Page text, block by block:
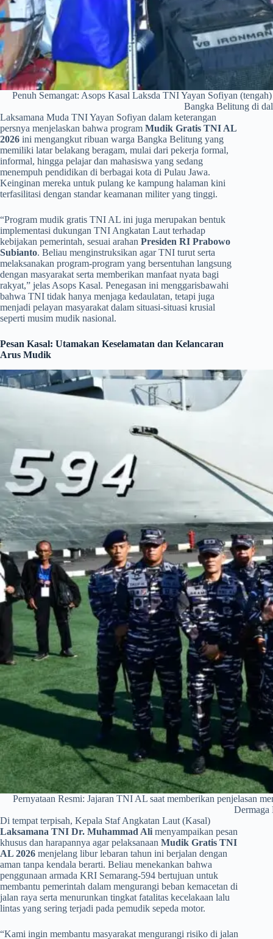
Penuh Semangat: Asops Kasal Laksda TNI Yayan Sofiyan
Bangka Belitung di
​Laksamana Muda TNI Yayan Sofiyan dalam keterangan
persnya menjelaskan bahwa program Mudik Gratis TNI AL
2026 ini mengangkut ribuan warga Bangka Belitung yang
memiliki latar belakang beragam, mulai dari pekerja formal,
informal, hingga pelajar dan mahasiswa yang sedang
menempuh pendidikan di berbagai kota di Pulau Jawa.
Keinginan mereka untuk pulang ke kampung halaman kini
terfasilitasi dengan standar keamanan militer yang tinggi.
​“Program mudik gratis TNI AL ini juga merupakan bentuk
implementasi dukungan TNI Angkatan Laut terhadap
kebijakan pemerintah, sesuai arahan Presiden RI Prabowo
Subianto. Beliau menginstruksikan agar TNI turut serta
melaksanakan program-program yang bersentuhan langsung
dengan masyarakat serta memberikan manfaat nyata bagi
rakyat,” jelas Asops Kasal. Penegasan ini menggarisbawahi
bahwa TNI tidak hanya menjaga kedaulatan, tetapi juga
menjadi pelayan masyarakat dalam situasi-situasi krusial
seperti musim mudik nasional.
Pesan Kasal: Utamakan Keselamatan dan Kelancaran
Arus Mudik
Pernyataan Resmi: Jajaran TNI AL saat memberikan penjelasan
Dermaga
​Di tempat terpisah, Kepala Staf Angkatan Laut (Kasal)
Laksamana TNI Dr. Muhammad Ali menyampaikan pesan
khusus dan harapannya agar pelaksanaan Mudik Gratis TNI
AL 2026 menjelang libur lebaran tahun ini berjalan dengan
aman tanpa kendala berarti. Beliau menekankan bahwa
penggunaan armada KRI Semarang-594 bertujuan untuk
membantu pemerintah dalam mengurangi beban kemacetan di
jalan raya serta menurunkan tingkat fatalitas kecelakaan lalu
lintas yang sering terjadi pada pemudik sepeda motor.
​“Kami ingin membantu masyarakat mengurangi risiko di jalan